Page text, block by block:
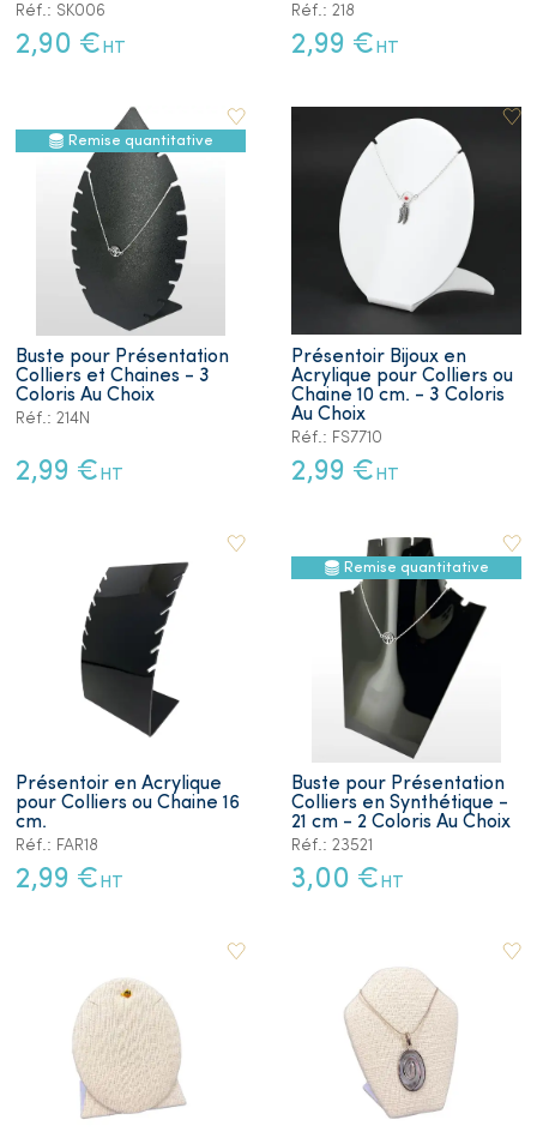
Réf.: SK006
2,90 € HT
Réf.: 218
2,99 € HT
Remise quantitative
Buste pour Présentation
Colliers et Chaines - 3
Coloris Au Choix
Réf.: 214N
2,99 € HT
Présentoir Bijoux en
Acrylique pour Colliers ou
Chaine 10 cm. - 3 Coloris
Au Choix
Réf.: FS7710
2,99 € HT
Présentoir en Acrylique
pour Colliers ou Chaine 16
cm.
Réf.: FAR18
2,99 € HT
Remise quantitative
Buste pour Présentation
Colliers en Synthétique -
21 cm - 2 Coloris Au Choix
Réf.: 23521
3,00 € HT